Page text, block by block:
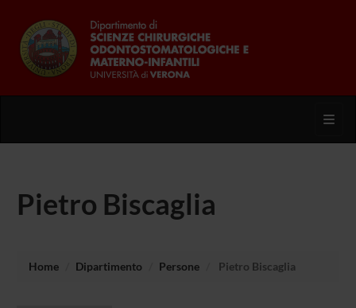
Pietro Biscaglia
Home Dipartimento Persone Pietro Biscaglia